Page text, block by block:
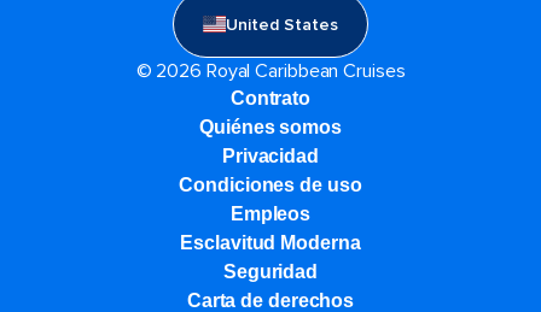
United States
© 2026 Royal Caribbean Cruises
Contrato
Quiénes somos
Privacidad
Condiciones de uso
Empleos
Esclavitud Moderna
Seguridad
Carta de derechos